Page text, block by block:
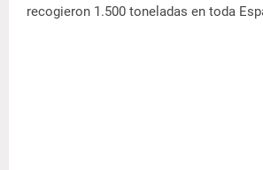
recogieron 1.500 toneladas en toda